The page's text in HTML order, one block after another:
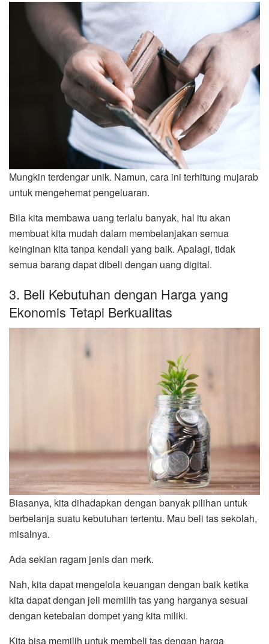
Mungkin terdengar unik. Namun, cara ini terhitung mujarab
untuk mengehemat pengeluaran.
Bila kita membawa uang terlalu banyak, hal itu akan
membuat kita mudah dalam membelanjakan semua
keinginan kita tanpa kendali yang baik. Apalagi, tidak
semua barang dapat dibeli dengan uang digital.
3. Beli Kebutuhan dengan Harga yang
Ekonomis Tetapi Berkualitas
Biasanya, kita dihadapkan dengan banyak pilihan untuk
berbelanja suatu kebutuhan tertentu. Mau beli tas sekolah,
misalnya.
Ada sekian ragam jenis dan merk.
Nah, kita dapat mengelola keuangan dengan baik ketika
kita dapat dengan jeli memilih tas yang harganya sesuai
dengan ketebalan dompet yang kita miliki.
Kita bisa memilih untuk membeli tas dengan harga